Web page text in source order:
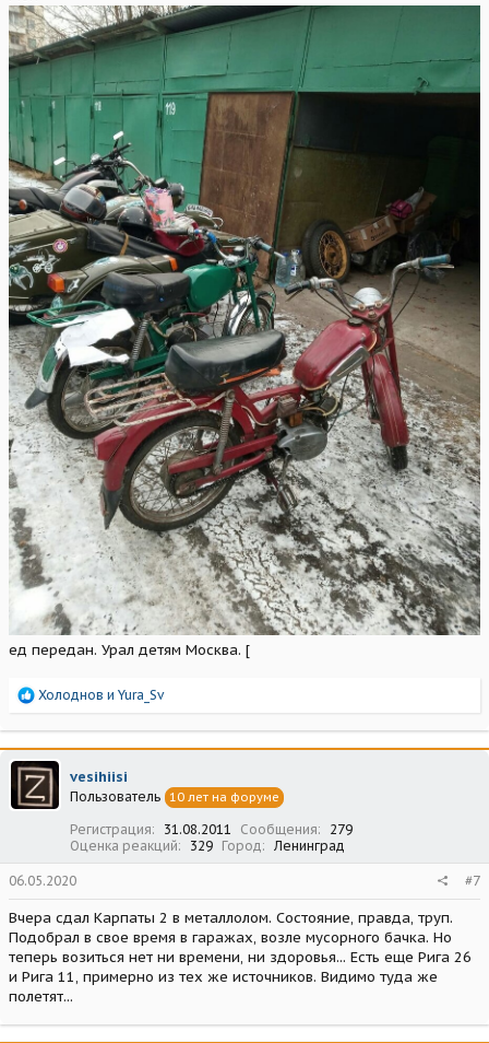
ед передан. Урал детям Москва. [
Р
а
к
ц
и
и
Холоднов и Yura_Sv
vesihiisi
Пользователь 10 лет на форуме
Регистрация 31.08.2011 Сообщения
279
Оценка реакций
329 Город Ленинград
06.05.2020 #7
Вчера сдал Карпаты 2 в металлолом. Состояние, правда, труп.
Подобрал в свое время в гаражах, возле мусорного бачка. Но
теперь возиться нет ни времени, ни здоровья... Есть еще Рига 26
и Рига 11, примерно из тех же источников. Видимо туда же
полетят...